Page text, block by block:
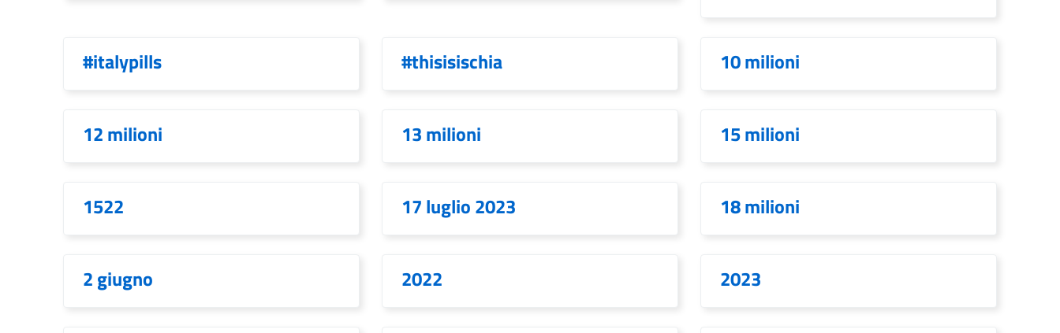
#italypills #thisisischia 10 milioni
12 milioni 13 milioni 15 milioni
1522 17 luglio 2023 18 milioni
2 giugno 2022 2023